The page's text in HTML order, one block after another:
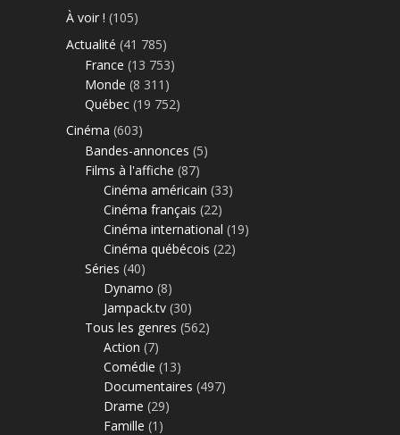
À voir ! (105)
Actualité (41 785)
France (13 753)
Monde (8 311)
Québec (19 752)
Cinéma (603)
Bandes-annonces (5)
Films à l'affiche (87)
Cinéma américain (33)
Cinéma français (22)
Cinéma international (19)
Cinéma québécois (22)
Séries (40)
Dynamo (8)
Jampack.tv (30)
Tous les genres (562)
Action (7)
Comédie (13)
Documentaires (497)
Drame (29)
Famille (1)